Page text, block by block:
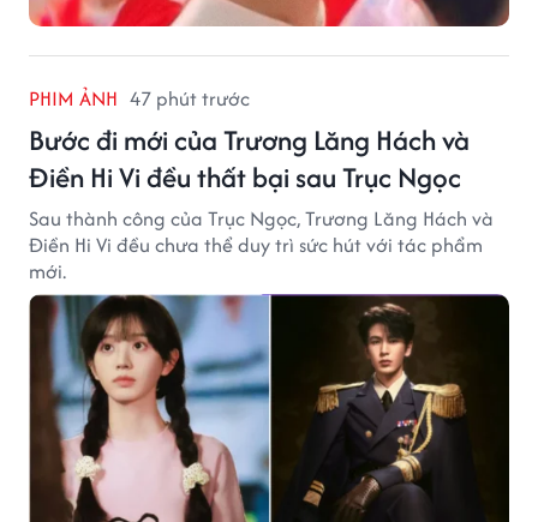
PHIM ẢNH 47 phút trước
Bước đi mới của Trương Lăng Hách và
Điền Hi Vi đều thất bại sau Trục Ngọc
Sau thành công của Trục Ngọc, Trương Lăng Hách và
Điền Hi Vi đều chưa thể duy trì sức hút với tác phẩm
mới.